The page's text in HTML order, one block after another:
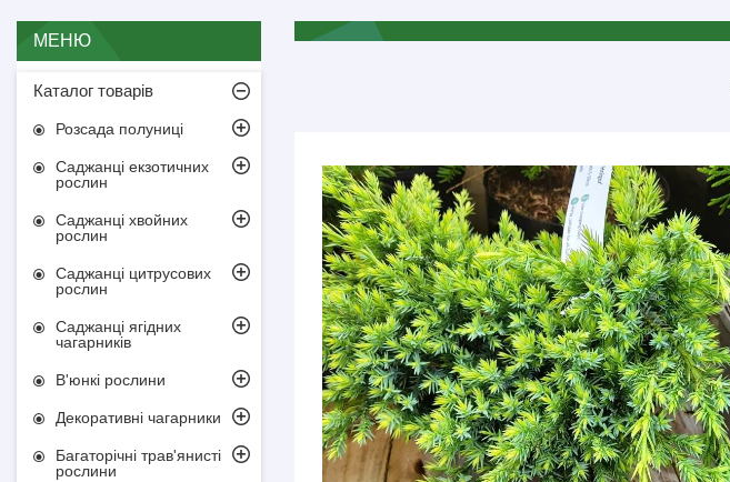
Каталог товарів
Розсада полуниці
Саджанці екзотичних
рослин
Саджанці хвойних
рослин
Саджанці цитрусових
рослин
Саджанці ягідних
чагарників
В'юнкі рослини
Декоративні чагарники
Багаторічні трав'янисті
рослини